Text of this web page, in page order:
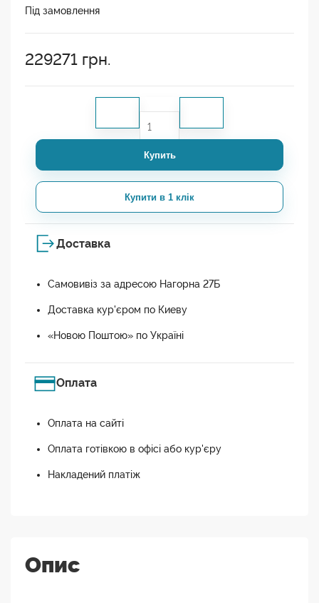
Під замовлення
229271 грн.
Купить
Купити в 1 клік
Доставка
Самовивіз за адресою Нагорна 27Б
Доставка кур'єром по Киеву
«Новою Поштою» по Україні
Оплата
Оплата на сайті
Оплата готівкою в офісі або кур'єру
Накладений платіж
Опис